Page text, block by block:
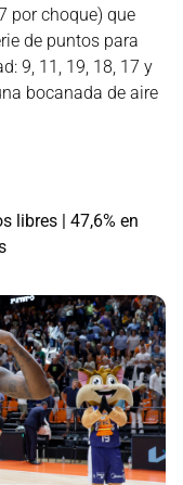
por choque) que
de puntos para
9, 11, 19, 18, 17 y
bocanada de aire
libres | 47,6% en